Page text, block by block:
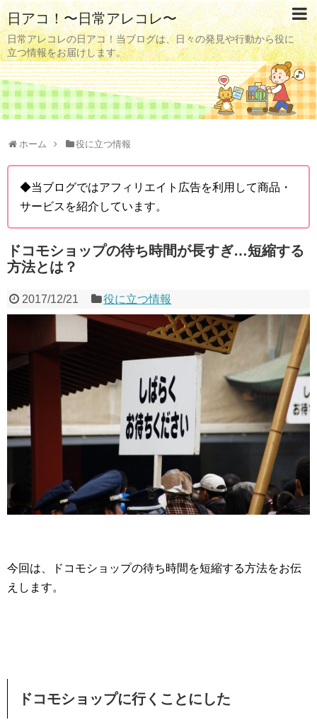
日アコ！〜日常アレコレ〜
日常アレコレの日アコ！当ブログは、日々の発見や行動から役に
立つ情報をお届けします。
ホーム 役に立つ情報
◆当ブログではアフィリエイト広告を利用して商品・
サービスを紹介しています。
ドコモショップの待ち時間が長すぎ…短縮する
方法とは？
2017/12/21 役に立つ情報
今回は、ドコモショップの待ち時間を短縮する方法をお伝
えします。
ドコモショップに行くことにした